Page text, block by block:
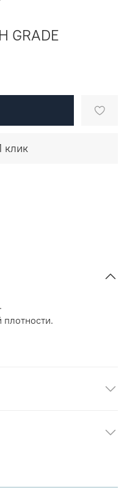
GRADE
клик
плотности.